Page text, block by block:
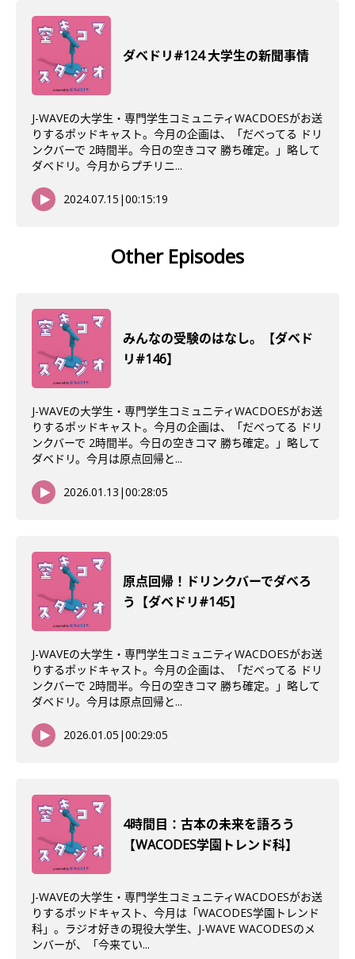
ダベドリ#124 大学生の新聞事情
J-WAVEの大学生・専門学生コミュニティWACDOESがお送
りするポッドキャスト。今月の企画は、「だべってる ドリ
ンクバーで 2時間半。今日の空きコマ 勝ち確定。」略して
ダベドリ。今月からプチリニ...
2024.07.15 |00:15:19
Other Episodes
みんなの受験のはなし。【ダベド
リ#146】
J-WAVEの大学生・専門学生コミュニティWACDOESがお送
りするポッドキャスト。今月の企画は、「だべってる ドリ
ンクバーで 2時間半。今日の空きコマ 勝ち確定。」略して
ダベドリ。今月は原点回帰と...
2026.01.13 |00:28:05
原点回帰！ドリンクバーでダベろ
う【ダベドリ#145】
J-WAVEの大学生・専門学生コミュニティWACDOESがお送
りするポッドキャスト。今月の企画は、「だべってる ドリ
ンクバーで 2時間半。今日の空きコマ 勝ち確定。」略して
ダベドリ。今月は原点回帰と...
2026.01.05 |00:29:05
4時間目：古本の未来を語ろう
【WACODES学園トレンド科】
J-WAVEの大学生・専門学生コミュニティWACDOESがお送
りするポッドキャスト、今月は「WACODES学園トレンド
科」。ラジオ好きの現役大学生、J-WAVE WACODESのメ
ンバーが、「今来てい...